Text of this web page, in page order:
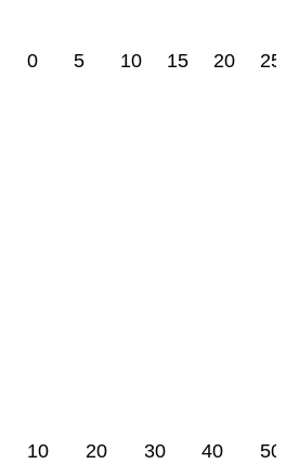
0 5 10 15 20 25
10 20 30 40 50